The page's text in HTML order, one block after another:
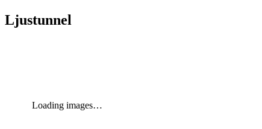
Ljustunnel
Loading images…